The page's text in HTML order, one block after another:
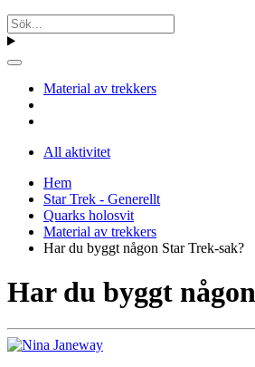
Material av trekkers
All aktivitet
Hem
Star Trek - Generellt
Quarks holosvit
Material av trekkers
Har du byggt någon Star Trek-sak?
Har du byggt